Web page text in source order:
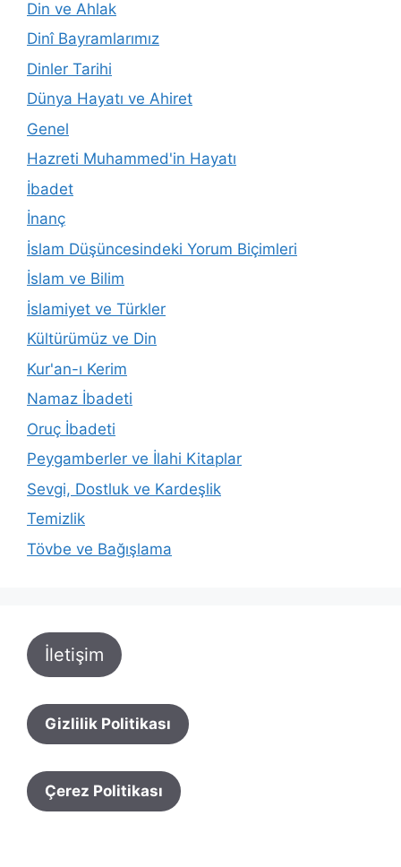
Din ve Ahlak
Dinî Bayramlarımız
Dinler Tarihi
Dünya Hayatı ve Ahiret
Genel
Hazreti Muhammed'in Hayatı
İbadet
İnanç
İslam Düşüncesindeki Yorum Biçimleri
İslam ve Bilim
İslamiyet ve Türkler
Kültürümüz ve Din
Kur'an-ı Kerim
Namaz İbadeti
Oruç İbadeti
Peygamberler ve İlahi Kitaplar
Sevgi, Dostluk ve Kardeşlik
Temizlik
Tövbe ve Bağışlama
İletişim
Gizlilik Politikası
Çerez Politikası